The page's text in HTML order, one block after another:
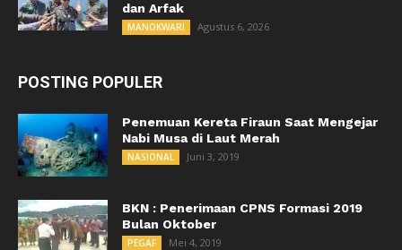
dan Arfak
MANOKWARI Agustus 6, 2026
POSTING POPULER
Penemuan Kereta Firaun Saat Mengejar
Nabi Musa di Laut Merah
NASIONAL Juni 3, 2019
BKN : Penerimaan CPNS Formasi 2019
Bulan Oktober
PEGAF Mei 4, 2019